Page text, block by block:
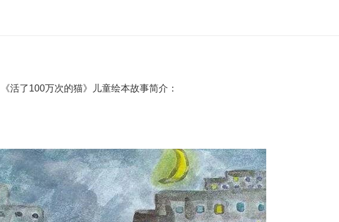
《活了100万次的猫》儿童绘本故事简介：